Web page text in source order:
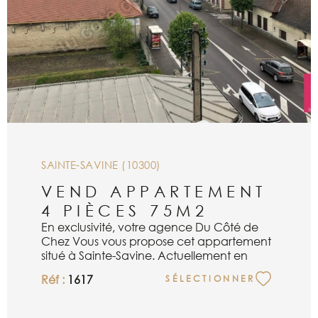
SAINTE-SAVINE (10300)
VEND APPARTEMENT
4 PIÈCES 75M2
En exclusivité, votre agence Du Côté de
Chez Vous vous propose cet appartement
situé à Sainte-Savine. Actuellement en
travaux, le bien vous sera livré terminé
avec de belles prestations. Il se compose
Réf : 1617 SÉLECTIONNER